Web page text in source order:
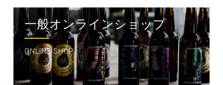
一般オンラインショップ
ONLINE SHOP